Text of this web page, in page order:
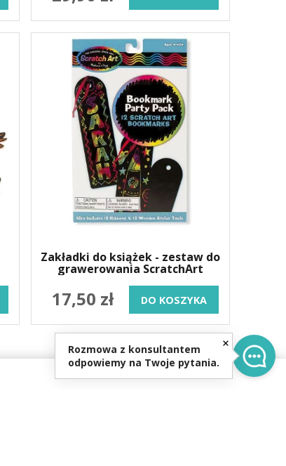
Zakładki do książek - zestaw do
grawerowania ScratchArt
17,50 zł DO KOSZYKA
Rozmowa z konsultantem
odpowiemy na Twoje pytania.